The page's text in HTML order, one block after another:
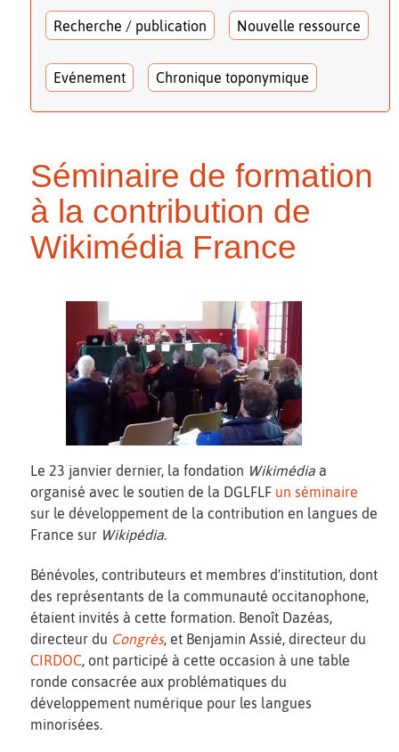
Recherche / publication Nouvelle ressource
Evénement Chronique toponymique
Séminaire de formation
à la contribution de
Wikimédia France
Le 23 janvier dernier, la fondation Wikimédia a
organisé avec le soutien de la DGLFLF un séminaire
sur le développement de la contribution en langues de
France sur Wikipédia.
Bénévoles, contributeurs et membres d'institution, dont
des représentants de la communauté occitanophone,
étaient invités à cette formation. Benoît Dazéas,
directeur du Congrès, et Benjamin Assié, directeur du
CIRDOC, ont participé à cette occasion à une table
ronde consacrée aux problématiques du
développement numérique pour les langues
minorisées.